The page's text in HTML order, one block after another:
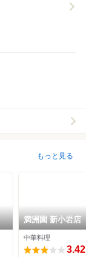
もっと見る
満洲園 新小岩店
中華料理
3.42